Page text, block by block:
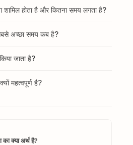
शामिल होता है और कितना समय लगता है?
अच्छा समय कब है?
जाता है?
महत्वपूर्ण है?
का क्या अर्थ है?